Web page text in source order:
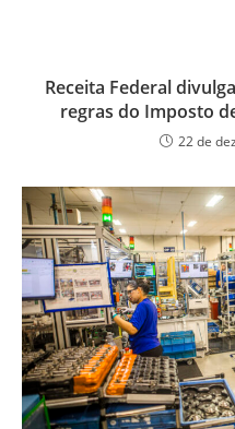
Receita Federal
regras do Imposto
22 de